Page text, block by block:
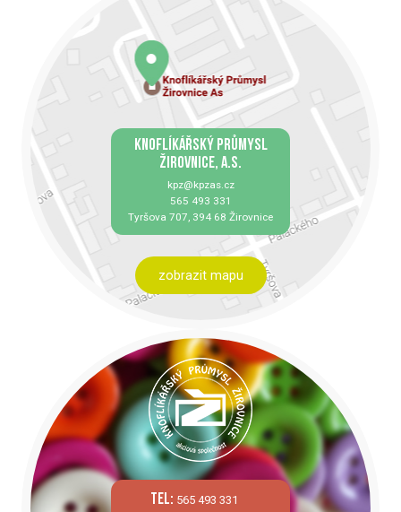
KNOFLÍKÁŘSKÝ PRŮMYSL
ŽIROVNICE, A.S.
kpz@kpzas.cz
565 493 331
Tyršova 707, 394 68 Žirovnice
zobrazit mapu
tel: 565 493 331